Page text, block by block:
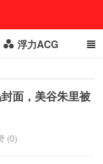
浮力ACG
面，美谷朱里被
(0)